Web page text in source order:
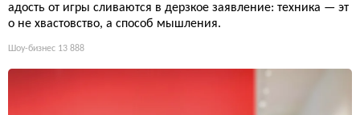
адость от игры сливаются в дерзкое заявление: техника — эт
о не хвастовство, а способ мышления.
Шоу-бизнес 13 888